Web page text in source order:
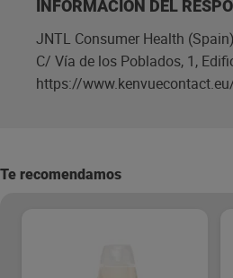
INFORMACIÓN DEL
JNTL Consumer Health
C/ Vía de los Poblados, 1,
https://
Te recomendamos